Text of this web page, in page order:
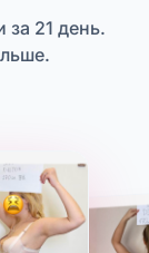
21 день.